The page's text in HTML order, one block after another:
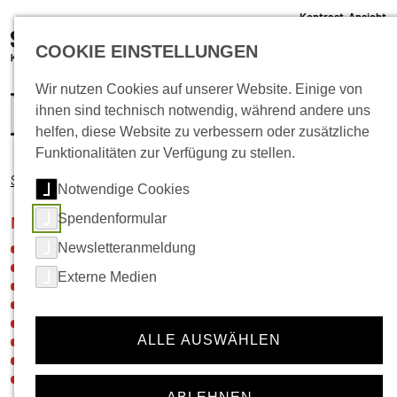
Kontrast-Ansicht
info@schlachthof-kassel.de
Startseite Musik
Navigation für die Rubrik:
Musik
Neuigkeiten
Veranstaltungskalender
Ticket-Shop
Hausregeln
COOKIE EINSTELLUNGEN
Wir nutzen Cookies auf unserer Website. Einige von
ihnen sind technisch notwendig, während andere uns
helfen, diese Website zu verbessern oder zusätzliche
Funktionalitäten zur Verfügung zu stellen.
Notwendige Cookies
Spendenformular
Newsletteranmeldung
Externe Medien
ALLE AUSWÄHLEN